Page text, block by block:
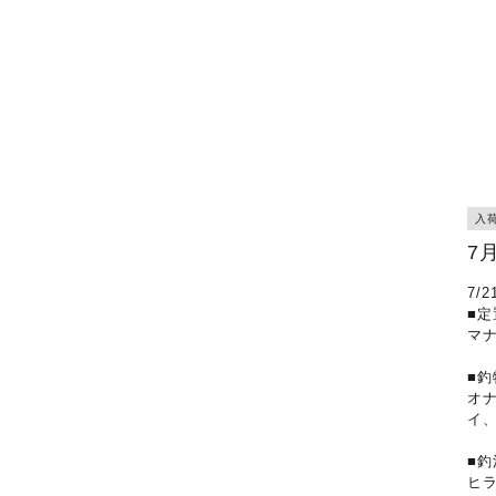
入
7
7/
■定
マ
■釣
オ
イ
■釣
ヒ